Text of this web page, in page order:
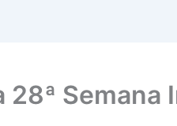
Semana